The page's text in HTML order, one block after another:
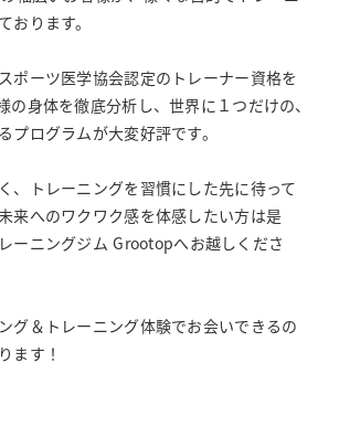
おります。
ポーツ医学協会認定のトレーナー資格を
の身体を徹底分析し、世界に１つだけの、
プログラムが大変好評です。
、トレーニングを習慣にした先に待って
来へのワクワク感を体感したい方は是
ーニングジム Grootopへお越しくださ
グ＆トレーニング体験でお会いできるの
ます！